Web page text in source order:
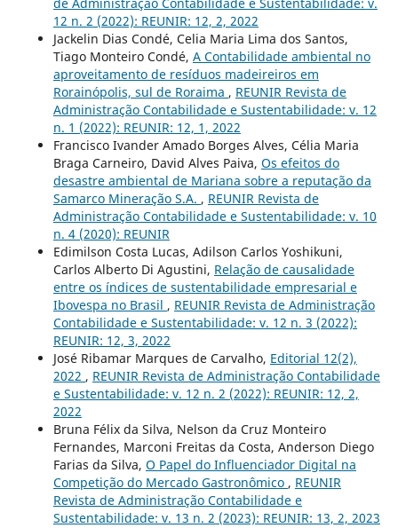
de Administração Contabilidade e Sustentabilidade: v.
12 n. 2 (2022): REUNIR: 12, 2, 2022
Jackelin Dias Condé, Celia Maria Lima dos Santos,
Tiago Monteiro Condé, A Contabilidade ambiental no
aproveitamento de resíduos madeireiros em
Rorainópolis, sul de Roraima , REUNIR Revista de
Administração Contabilidade e Sustentabilidade: v. 12
n. 1 (2022): REUNIR: 12, 1, 2022
Francisco Ivander Amado Borges Alves, Célia Maria
Braga Carneiro, David Alves Paiva, Os efeitos do
desastre ambiental de Mariana sobre a reputação da
Samarco Mineração S.A. , REUNIR Revista de
Administração Contabilidade e Sustentabilidade: v. 10
n. 4 (2020): REUNIR
Edimilson Costa Lucas, Adilson Carlos Yoshikuni,
Carlos Alberto Di Agustini, Relação de causalidade
entre os índices de sustentabilidade empresarial e
Ibovespa no Brasil , REUNIR Revista de Administração
Contabilidade e Sustentabilidade: v. 12 n. 3 (2022):
REUNIR: 12, 3, 2022
José Ribamar Marques de Carvalho, Editorial 12(2),
2022 , REUNIR Revista de Administração Contabilidade
e Sustentabilidade: v. 12 n. 2 (2022): REUNIR: 12, 2,
2022
Bruna Félix da Silva, Nelson da Cruz Monteiro
Fernandes, Marconi Freitas da Costa, Anderson Diego
Farias da Silva, O Papel do Influenciador Digital na
Competição do Mercado Gastronômico , REUNIR
Revista de Administração Contabilidade e
Sustentabilidade: v. 13 n. 2 (2023): REUNIR: 13, 2, 2023